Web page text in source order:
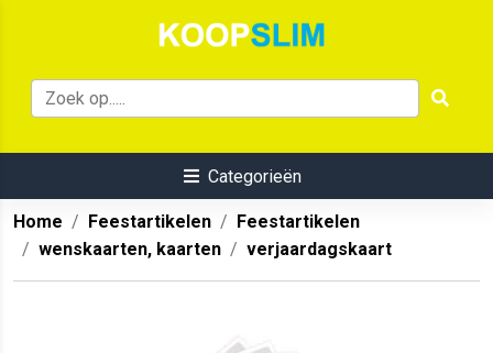
Categorieën
Home Feestartikelen
Feestartikelen
wenskaarten, kaarten
verjaardagskaart